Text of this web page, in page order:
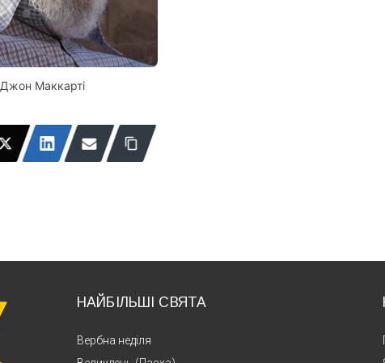
Джон Маккарті
НАЙБІЛЬШІ СВЯТА
Вербна неділя